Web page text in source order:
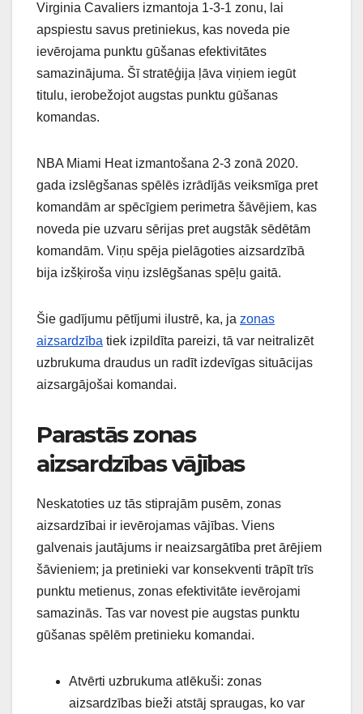
Virginia Cavaliers izmantoja 1-3-1 zonu, lai
apspiestu savus pretiniekus, kas noveda pie
ievērojama punktu gūšanas efektivitātes
samazinājuma. Šī stratēģija ļāva viņiem iegūt
titulu, ierobežojot augstas punktu gūšanas
komandas.
NBA Miami Heat izmantošana 2-3 zonā 2020.
gada izslēgšanas spēlēs izrādījās veiksmīga pret
komandām ar spēcīgiem perimetra šāvējiem, kas
noveda pie uzvaru sērijas pret augstāk sēdētām
komandām. Viņu spēja pielāgoties aizsardzībā
bija izšķiroša viņu izslēgšanas spēļu gaitā.
Šie gadījumu pētījumi ilustrē, ka, ja zonas
aizsardzība tiek izpildīta pareizi, tā var neitralizēt
uzbrukuma draudus un radīt izdevīgas situācijas
aizsargājošai komandai.
Parastās zonas
aizsardzības vājības
Neskatoties uz tās stiprajām pusēm, zonas
aizsardzībai ir ievērojamas vājības. Viens
galvenais jautājums ir neaizsargātība pret ārējiem
šāvieniem; ja pretinieki var konsekventi trāpīt trīs
punktu metienus, zonas efektivitāte ievērojami
samazinās. Tas var novest pie augstas punktu
gūšanas spēlēm pretinieku komandai.
Atvērti uzbrukuma atlēkuši: zonas
aizsardzības bieži atstāj spraugas, ko var